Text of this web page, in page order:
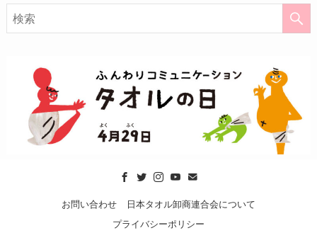
お問い合わせ
日本タオル卸商連合会について
プライバシーポリシー